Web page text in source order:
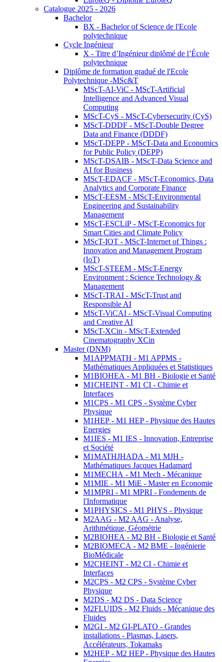
Catalogue 2025 - 2026
Bachelor
BX - Bachelor of Science de l'Ecole
polytechnique
Cycle Ingénieur
X - Titre d’Ingénieur diplômé de l’École
polytechnique
Diplôme de formation gradué de l'Ecole
Polytechnique -MSc&T
MScT-AI-ViC - MScT-Artificial
Intelligence and Advanced Visual
Computing
MScT-CyS - MScT-Cybersecurity (CyS)
MScT-DDDF - MScT-Double Degree
Data and Finance (DDDF)
MScT-DEPP - MScT-Data and Economics
for Public Policy (DEPP)
MScT-DSAIB - MScT-Data Science and
AI for Business
MScT-EDACF - MScT-Economics, Data
Analytics and Corporate Finance
MScT-EESM - MScT-Environmental
Engineering and Sustainability
Management
MScT-ESCLiP - MScT-Economics for
Smart Cities and Climate Policy
MScT-IOT - MScT-Internet of Things :
Innovation and Management Program
(IoT)
MScT-STEEM - MScT-Energy
Environment : Science Technology &
Management
MScT-TRAI - MScT-Trust and
Responsible AI
MScT-ViCAI - MScT-Visual Computing
and Creative AI
MScT-XCin - MScT-Extended
Cinematography XCin
Master (DNM)
M1APPMATH - M1 APPMS -
Mathématiques Appliquées et Statistiques
M1BIOHEA - M1 BH - Biologie et Santé
M1CHEINT - M1 CI - Chimie et
Interfaces
M1CPS - M1 CPS - Système Cyber
Physique
M1HEP - M1 HEP - Physique des Hautes
Energies
M1IES - M1 IES - Innovation, Entreprise
et Société
M1MATHJHADA - M1 MJH -
Mathématiques Jacques Hadamard
M1MECHA - M1 Mech - Mécanique
M1MIE - M1 MiE - Master en Economie
M1MPRI - M1 MPRI - Fondements de
l'Informatique
M1PHYSICS - M1 PHYS - Physique
M2AAG - M2 AAG - Analyse,
Arithmétique, Géométrie
M2BIOHEA - M2 BH - Biologie et Santé
M2BIOMECA - M2 BME - Ingénierie
BioMédicale
M2CHEINT - M2 CI - Chimie et
Interfaces
M2CPS - M2 CPS - Système Cyber
Physique
M2DS - M2 DS - Data Science
M2FLUIDS - M2 Fluids - Mécanique des
Fluides
M2GI - M2 GI-PLATO - Grandes
installations - Plasmas, Lasers,
Accélérateurs, Tokamaks
M2HEP - M2 HEP - Physique des Hautes